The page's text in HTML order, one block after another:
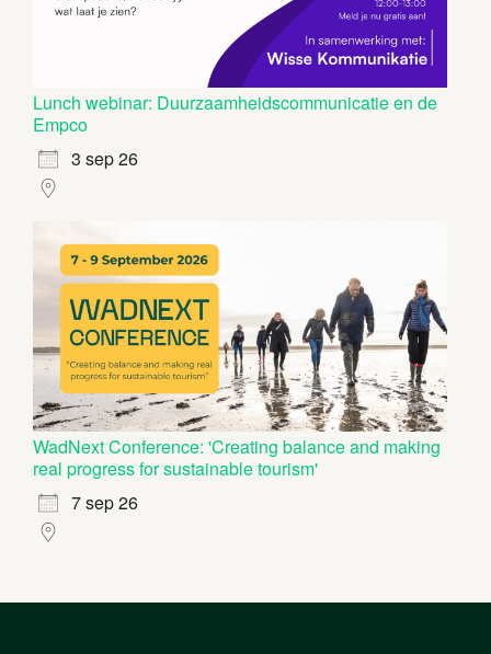
Lunch webinar: Duurzaamheidscommunicatie en de
Empco
3 sep 26
WadNext Conference: 'Creating balance and making
real progress for sustainable tourism'
7 sep 26